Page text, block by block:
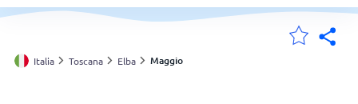
Svizzera
Le mie località
Italia Toscana Elba Maggio